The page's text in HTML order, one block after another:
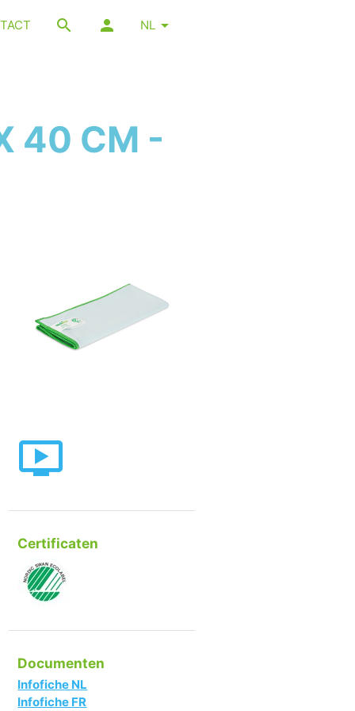
NL
40 CM -
Certificaten
Documenten
Infofiche NL
Infofiche FR